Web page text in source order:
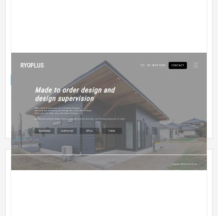
RYOPLUS株式会社様 公式サイト
建設・工務店・住宅・リフォーム
一級建築士事務所様の公式サイトを制作いたしました。 お客様
にホームページをカタログのように見せながら使用したいとい
うご要...